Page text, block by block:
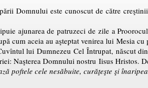
Domnului este cunoscut de către
ajunarea de patruzeci de zile a
cum aceia au aşteptat venirea lui Mesia
lui Dumnezeu Cel Întrupat, născut
Naşterea Domnului nostru Iisus Hristos.
poftele cele nesăbuite, curăţeşte şi